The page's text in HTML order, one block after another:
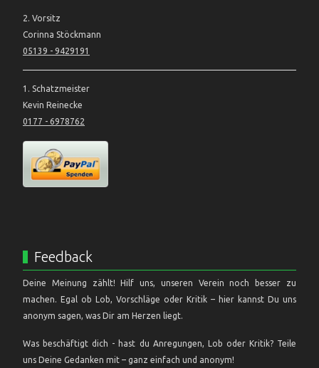
2. Vorsitz
Corinna Stöckmann
05139 - 9429191
1. Schatzmeister
Kevin Reinecke
0177 - 6978762
Feedback
Deine Meinung zählt! Hilf uns, unseren Verein noch besser zu
machen. Egal ob Lob, Vorschläge oder Kritik – hier kannst Du uns
anonym sagen, was Dir am Herzen liegt.
Was beschäftigt dich - hast du Anregungen, Lob oder Kritik? Teile
uns Deine Gedanken mit – ganz einfach und anonym!